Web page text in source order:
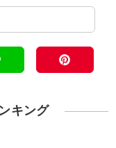
キング